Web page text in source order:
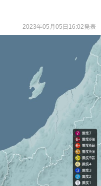
2023年05月05日16:02発表